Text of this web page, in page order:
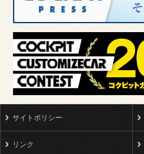
サイトポリシー
リンク